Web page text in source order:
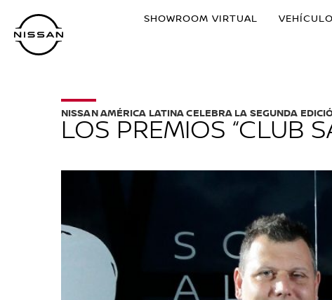
contenido
principal
SHOWROOM VIRTUAL
LOS PREMIOS “CLUB
NISSAN AMÉRICA LATINA CELEBRA LA SEGUNDA